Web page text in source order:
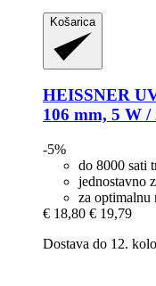
Košarica
HEISSNER
106 mm, 5 W /
-5%
do 8000 sati
jednostavno
za optimalnu
€ 18,80 € 19,79
Dostava do 12.